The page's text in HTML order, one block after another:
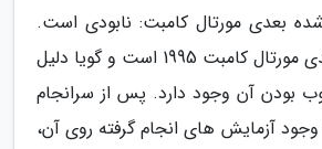
بعدی مورتال کامبت: نابودی است.
این فیلم قسمت بعدی مورتال کامبت 1995 است و گویا دلیل
بودن آن وجود دارد. پس از سرانجام
آزمایش های انجام گرفته روی آن،